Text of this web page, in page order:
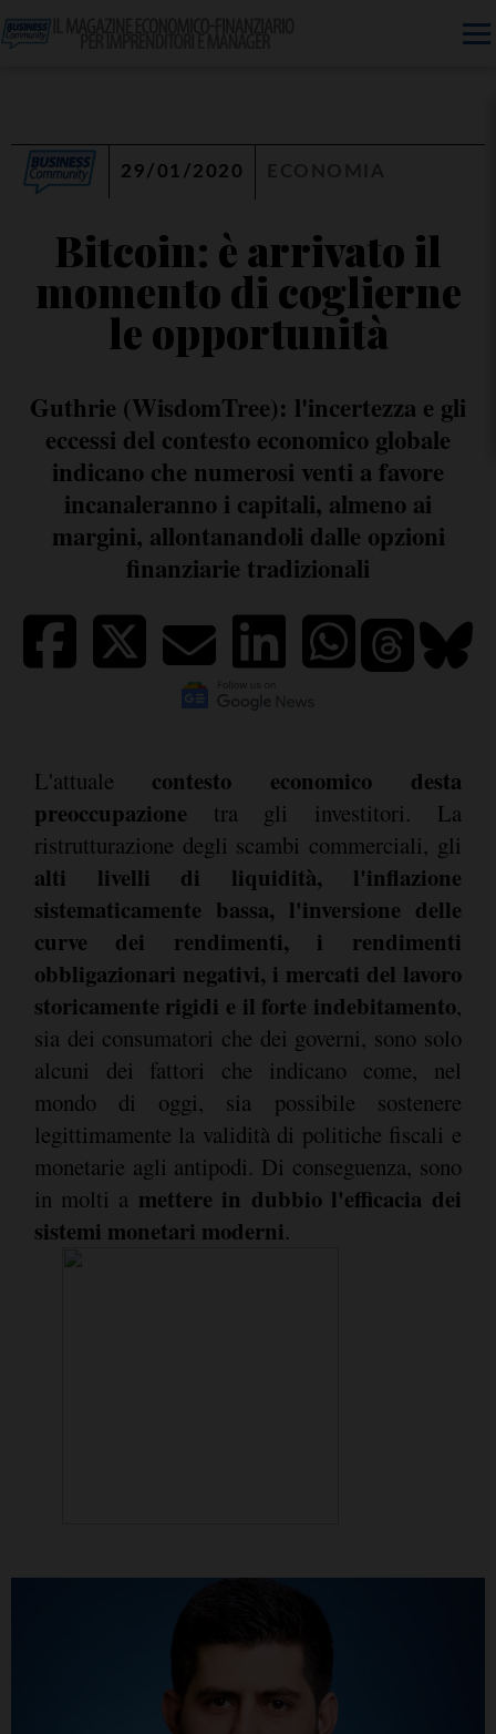
29/01/2020
Bitcoin: è arrivato il
momento di coglierne
le opportunità
Guthrie (WisdomTree): l'incertezza e gli
eccessi del contesto economico globale
indicano che numerosi venti a favore
incanaleranno i capitali, almeno ai
margini, allontanandoli dalle opzioni
finanziarie tradizionali
L'attuale contesto economico desta
preoccupazione tra gli investitori. La
ristrutturazione degli scambi commerciali, gli
alti livelli di liquidità, l'inflazione
sistematicamente bassa, l'inversione delle
curve dei rendimenti, i rendimenti
obbligazionari negativi, i mercati del lavoro
storicamente rigidi e il forte indebitamento,
sia dei consumatori che dei governi, sono solo
alcuni dei fattori che indicano come, nel
mondo di oggi, sia possibile sostenere
legittimamente la validità di politiche fiscali e
monetarie agli antipodi. Di conseguenza, sono
in molti a mettere in dubbio l'efficacia dei
sistemi monetari moderni.